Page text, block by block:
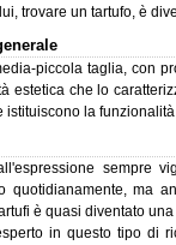
trovare un tartufo, è
piccola taglia, con
estetica che lo
istituiscono la
sempre
quotidianamente, ma
è quasi diventato
in questo tipo di